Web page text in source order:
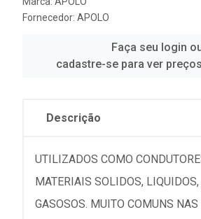
Fornecedor: APOLO
Faça seu login
cadastre-se para ver
Descrição
UTILIZADOS COMO
MATERIAIS SOLIDOS,
GASOSOS. MUITO COMUNS